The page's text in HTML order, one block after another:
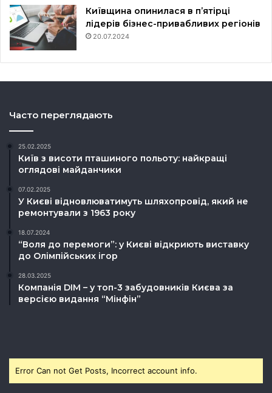
Київщина опинилася в пʼятірці
лідерів бізнес-привабливих регіонів
20.07.2024
Часто переглядають
25.02.2025
Київ з висоти пташиного польоту: найкращі
оглядові майданчики
07.02.2025
У Києві відновлюватимуть шляхопровід, який не
ремонтували з 1963 року
18.07.2024
“Воля до перемоги”: у Києві відкриють виставку
до Олімпійських ігор
28.03.2025
Компанія DIM – у топ-3 забудовників Києва за
версією видання “Мінфін”
Error Can not Get Posts, Incorrect account info.